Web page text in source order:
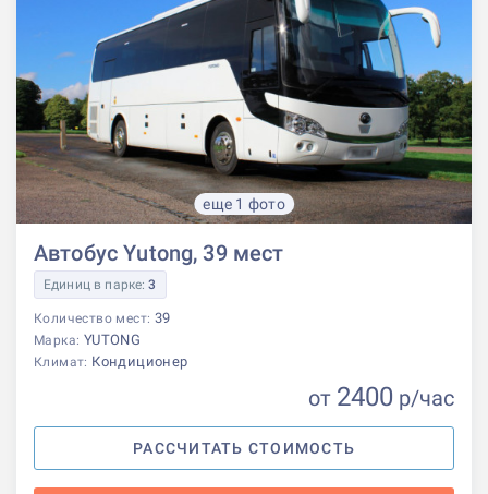
еще 1 фото
Автобус Yutong, 39 мест
Единиц в парке:3
Количество мест: 39
Марка: YUTONG
Климат: Кондиционер
от 2400 р/час
РАССЧИТАТЬ СТОИМОСТЬ